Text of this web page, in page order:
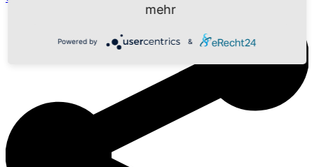
mehr
Powered by &